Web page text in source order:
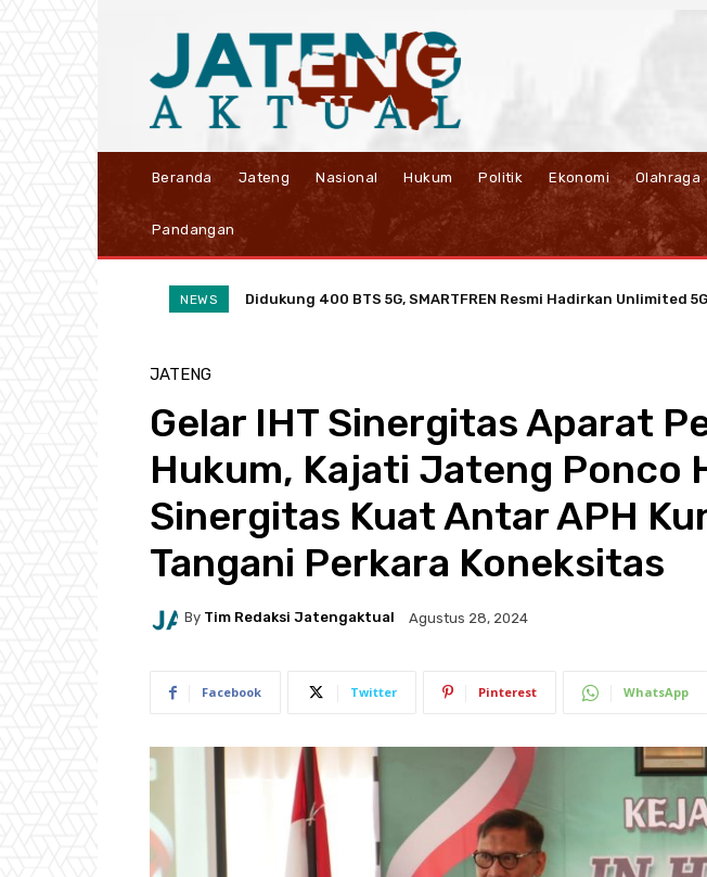
Beranda Jateng Nasional Hukum Politik Ekonomi Olahraga
Pandangan
NEWS Didukung 400 BTS 5G, SMARTFREN Resmi Hadirkan Unlimited 5G
BRI Semarang Pattimura Perkuat Kedekatan dengan Nasabah
JATENG
Gelar IHT Sinergitas Aparat
Hukum, Kajati Jateng Ponco
Sinergitas Kuat Antar APH
Tangani Perkara Koneksitas
By Tim Redaksi Jatengaktual Agustus 28, 2024
Facebook Twitter Pinterest WhatsApp